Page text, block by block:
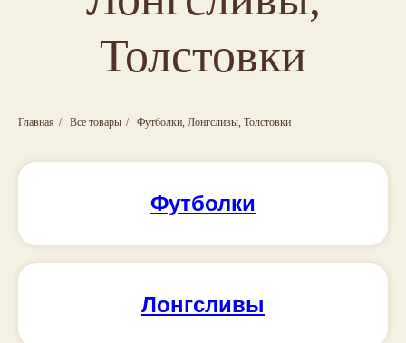
Толстовки
Главная / Все товары / Футболки, Лонгсливы, Толстовки
Футболки
Лонгсливы